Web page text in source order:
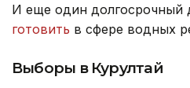
И еще один долгосрочный
готовить в сфере водных
Выборы в Курултай